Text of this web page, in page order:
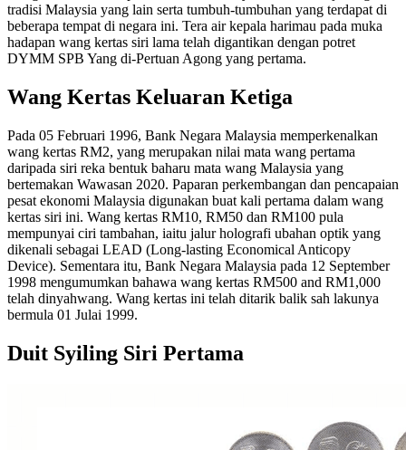
tradisi Malaysia yang lain serta tumbuh-tumbuhan yang terdapat di
beberapa tempat di negara ini. Tera air kepala harimau pada muka
hadapan wang kertas siri lama telah digantikan dengan potret
DYMM SPB Yang di-Pertuan Agong yang pertama.
Wang Kertas Keluaran Ketiga
Pada 05 Februari 1996, Bank Negara Malaysia memperkenalkan
wang kertas RM2, yang merupakan nilai mata wang pertama
daripada siri reka bentuk baharu mata wang Malaysia yang
bertemakan Wawasan 2020. Paparan perkembangan dan pencapaian
pesat ekonomi Malaysia digunakan buat kali pertama dalam wang
kertas siri ini. Wang kertas RM10, RM50 dan RM100 pula
mempunyai ciri tambahan, iaitu jalur holografi ubahan optik yang
dikenali sebagai LEAD (Long-lasting Economical Anticopy
Device). Sementara itu, Bank Negara Malaysia pada 12 September
1998 mengumumkan bahawa wang kertas RM500 and RM1,000
telah dinyahwang. Wang kertas ini telah ditarik balik sah lakunya
bermula 01 Julai 1999.
Duit Syiling Siri Pertama